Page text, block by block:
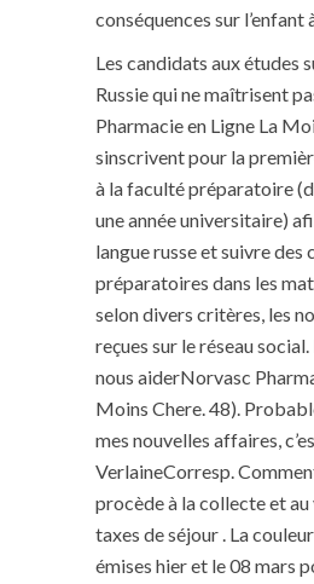
conséquences sur l’enfant
Les candidats aux études
Russie qui ne maîtrisent
Pharmacie en Ligne La
sinscrivent pour la
à la faculté préparatoire
une année universitaire)
langue russe et suivre des
préparatoires dans les
selon divers critères, les
reçues sur le réseau
nous aiderNorvasc
Moins Chere. 48).
mes nouvelles affaires,
VerlaineCorresp.
procède à la collecte et au
taxes de séjour . La
émises hier et le 08 mars